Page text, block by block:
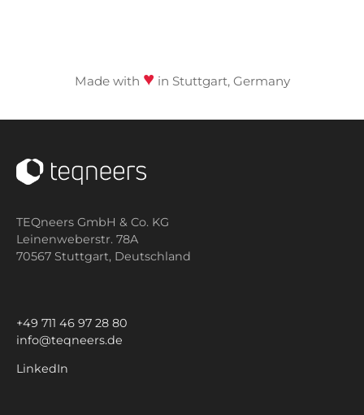
Made with ♥ in Stuttgart, Germany
TEQneers GmbH & Co. KG
Leinenweberstr. 78A
70567 Stuttgart, Deutschland
+49 711 46 97 28 80
info@teqneers.de
LinkedIn